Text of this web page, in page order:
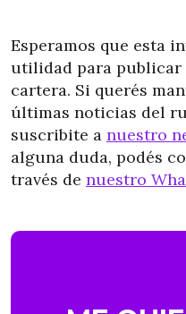
Esperamos que esta
utilidad para publicar
cartera. Si querés
últimas noticias del
suscribite a nuestro
alguna duda, podés
través de nuestro